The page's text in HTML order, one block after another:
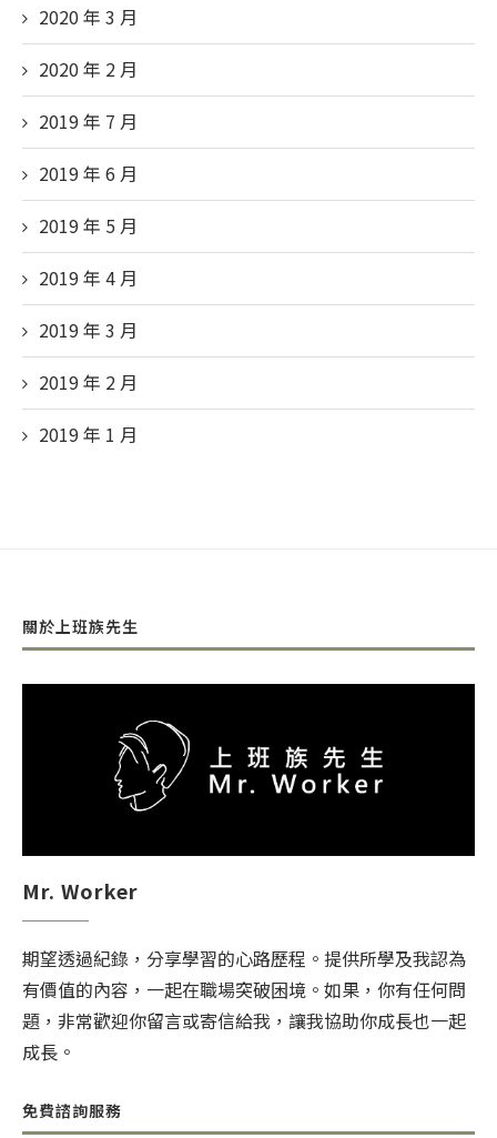
2020 年 3 月
2020 年 2 月
2019 年 7 月
2019 年 6 月
2019 年 5 月
2019 年 4 月
2019 年 3 月
2019 年 2 月
2019 年 1 月
關於上班族先生
Mr. Worker
期望透過紀錄，分享學習的心路歷程。提供所學及我認為
有價值的內容，一起在職場突破困境。如果，你有任何問
題，非常歡迎你留言或寄信給我，讓我協助你成長也一起
成長。
免費諮詢服務